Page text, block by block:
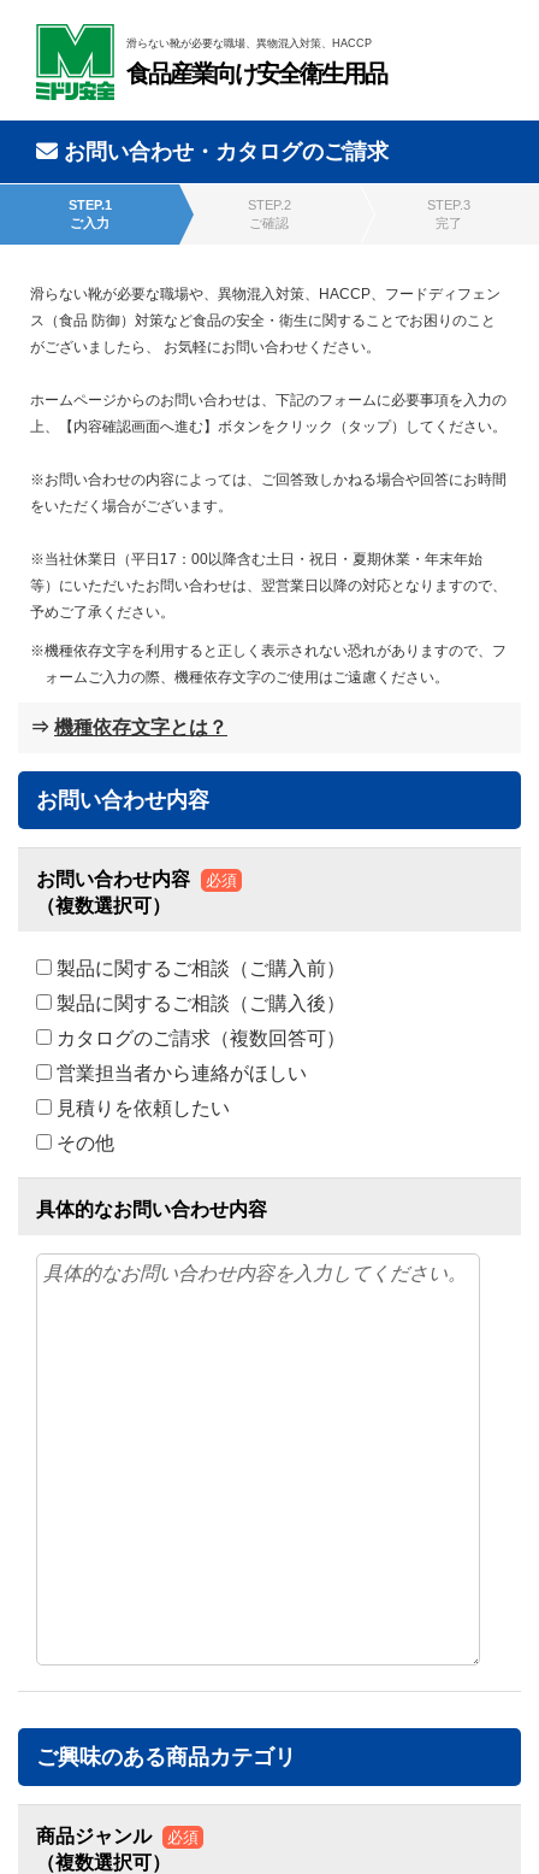
滑らない靴が必要な職場、異物混入対策、HACCP
食品産業向け安全衛生用品
お問い合わせ・カタログのご請求
STEP.1
ご入力
STEP.2
ご確認
STEP.3
完了
滑らない靴が必要な職場や、異物混入対策、HACCP、フードディフェン
ス（食品 防御）対策など食品の安全・衛生に関することでお困りのこと
がございましたら、 お気軽にお問い合わせください。
ホームページからのお問い合わせは、下記のフォームに必要事項を入力の
上、【内容確認画面へ進む】ボタンをクリック（タップ）してください。
※お問い合わせの内容によっては、ご回答致しかねる場合や回答にお時間
をいただく場合がございます。
※当社休業日（平日17：00以降含む土日・祝日・夏期休業・年末年始
等）にいただいたお問い合わせは、翌営業日以降の対応となりますので、
予めご了承ください。
機種依存文字を利用すると正しく表示されない恐れがありますので、フ
ォームご入力の際、機種依存文字のご使用はご遠慮ください。
⇒ 機種依存文字とは？
お問い合わせ内容
お問い合わせ内容 必須
（複数選択可）
製品に関するご相談（ご購入前）
製品に関するご相談（ご購入後）
カタログのご請求（複数回答可）
営業担当者から連絡がほしい
見積りを依頼したい
その他
具体的なお問い合わせ内容
ご興味のある商品カテゴリ
商品ジャンル 必須
（複数選択可）